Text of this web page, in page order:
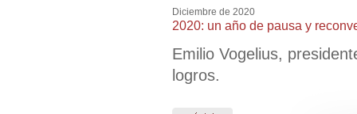
Diciembre de 2020
2020: un año de pausa y
Emilio Vogelius,
logros.